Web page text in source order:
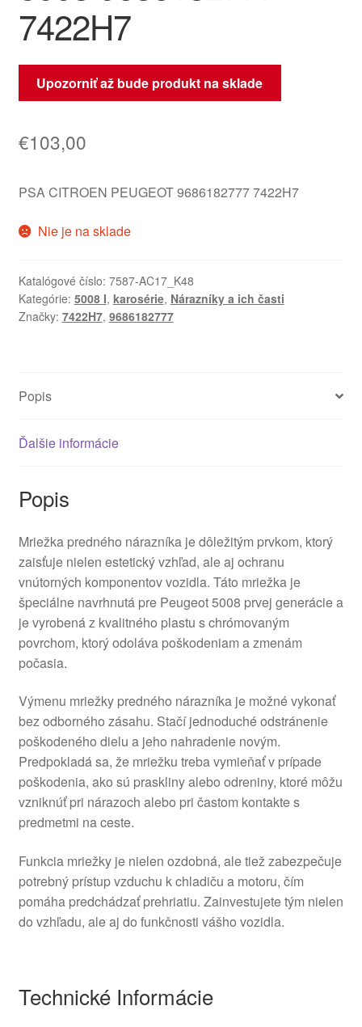
7422H7
Upozorniť až bude produkt na sklade
€103,00
PSA CITROEN PEUGEOT 9686182777 7422H7
Nie je na sklade
Katalógové číslo: 7587-AC17_K48
Kategórie: 5008 I, karosérie, Nárazníky a ich časti
Značky: 7422H7, 9686182777
Popis
Ďalšie informácie
Popis
Mriežka predného nárazníka je dôležitým prvkom, ktorý
zaisťuje nielen estetický vzhľad, ale aj ochranu
vnútorných komponentov vozidla. Táto mriežka je
špeciálne navrhnutá pre Peugeot 5008 prvej generácie a
je vyrobená z kvalitného plastu s chrómovaným
povrchom, ktorý odoláva poškodeniam a zmenám
počasia.
Výmenu mriežky predného nárazníka je možné vykonať
bez odborného zásahu. Stačí jednoduché odstránenie
poškodeného dielu a jeho nahradenie novým.
Predpokladá sa, že mriežku treba vymieňať v prípade
poškodenia, ako sú praskliny alebo odreniny, ktoré môžu
vzniknúť pri nárazoch alebo pri častom kontakte s
predmetmi na ceste.
Funkcia mriežky je nielen ozdobná, ale tiež zabezpečuje
potrebný prístup vzduchu k chladiču a motoru, čím
pomáha predchádzať prehriatiu. Zainvestujete tým nielen
do vzhľadu, ale aj do funkčnosti vášho vozidla.
Technické Informácie